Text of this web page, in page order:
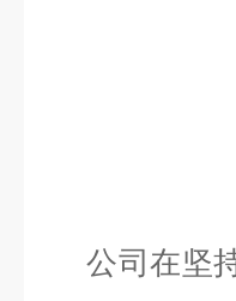
公司在坚